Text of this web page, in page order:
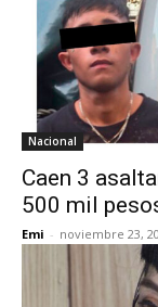
Nacional
Caen 3
500 mil
Emi - noviembre 23,